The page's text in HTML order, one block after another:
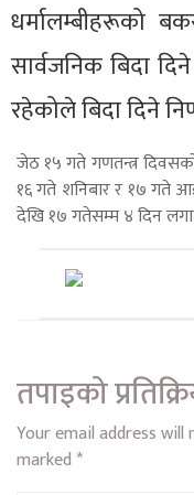
धर्मालम्बीहरूको
सार्वजनिक बिदा
रहेकोले बिदा दिने
जेठ १५ गते गणतन्त्र
१६ गते शनिबार र १७ गते
देखि १७ गतेसम्म ४ दिन
तपाइको
Your email address will
marked *